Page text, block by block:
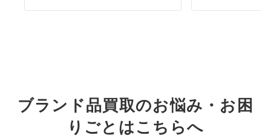
ブランド品買取のお悩み・お困
りごとはこちらへ